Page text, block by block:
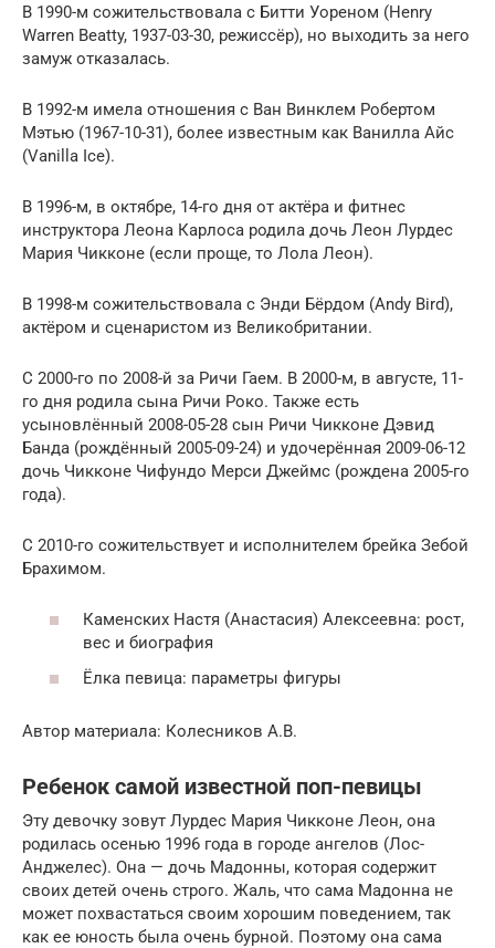
В 1990-м сожительствовала с Битти Уореном (Henry
Warren Beatty, 1937-03-30, режиссёр), но выходить за него
замуж отказалась.
В 1992-м имела отношения с Ван Винклем Робертом
Мэтью (1967-10-31), более известным как Ванилла Айс
(Vanilla Ice).
В 1996-м, в октябре, 14-го дня от актёра и фитнес
инструктора Леона Карлоса родила дочь Леон Лурдес
Мария Чикконе (если проще, то Лола Леон).
В 1998-м сожительствовала с Энди Бёрдом (Andy Bird),
актёром и сценаристом из Великобритании.
С 2000-го по 2008-й за Ричи Гаем. В 2000-м, в августе, 11-
го дня родила сына Ричи Роко. Также есть
усыновлённый 2008-05-28 сын Ричи Чикконе Дэвид
Банда (рождённый 2005-09-24) и удочерённая 2009-06-12
дочь Чикконе Чифундо Мерси Джеймс (рождена 2005-го
года).
С 2010-го сожительствует и исполнителем брейка Зебой
Брахимом.
Каменских Настя (Анастасия) Алексеевна: рост,
вес и биография
Ёлка певица: параметры фигуры
Автор материала: Колесников А.В.
Ребенок самой известной поп-певицы
Эту девочку зовут Лурдес Мария Чикконе Леон, она
родилась осенью 1996 года в городе ангелов (Лос-
Анджелес). Она — дочь Мадонны, которая содержит
своих детей очень строго. Жаль, что сама Мадонна не
может похвастаться своим хорошим поведением, так
как ее юность была очень бурной. Поэтому она сама